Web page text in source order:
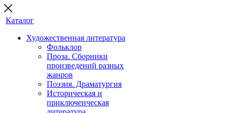
Каталог
Художественная литература
Фольклор
Проза. Сборники
произведений разных
жанров
Поэзия. Драматургия
Историческая и
приключенческая